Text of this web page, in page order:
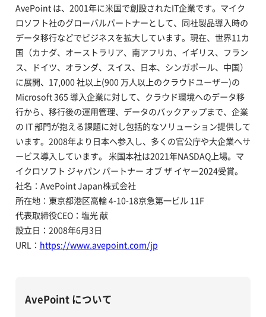
AvePoint は、2001年に米国で創設されたIT企業です。マイク
ロソフト社のグローバルパートナーとして、同社製品導入時の
データ移行などでビジネスを拡大しています。現在、世界11カ
国（カナダ、オーストラリア、南アフリカ、イギリス、フラン
ス、ドイツ、オランダ、スイス、日本、シンガポール、中国）
に展開、17,000 社以上(900 万人以上のクラウドユーザー)の
Microsoft 365 導入企業に対して、クラウド環境へのデータ移
行から、移行後の運用管理、データのバックアップまで、企業
の IT 部門が抱える課題に対し包括的なソリューション提供して
います。2008年より日本へ参入し、多くの官公庁や大企業へサ
ービス導入しています。 米国本社は2021年NASDAQ上場。マ
イクロソフト ジャパン パートナー オブ ザ イヤー2024受賞。
社名：AvePoint Japan株式会社
所在地：東京都港区高輪 4-10-18京急第一ビル 11F
代表取締役CEO：塩光 献
設立日：2008年6月3日
URL： https://www.avepoint.com/jp
AvePoint について